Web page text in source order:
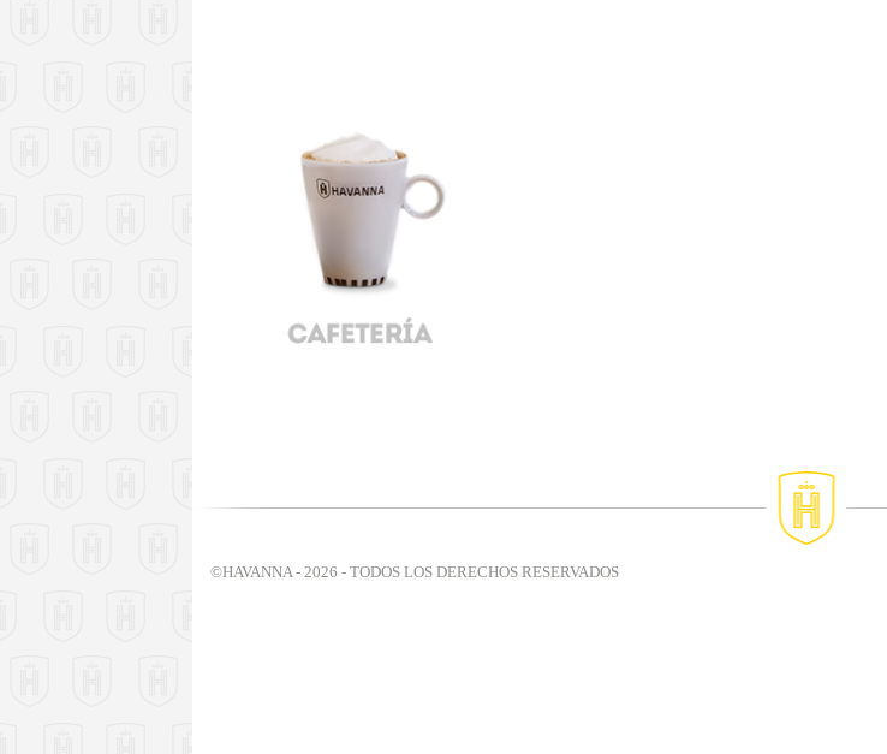
©HAVANNA - 2026 - TODOS LOS DERECHOS RESERVADOS